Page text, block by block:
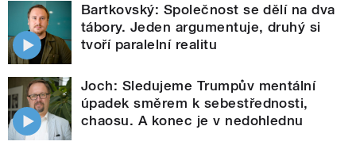
Bartkovský: Společnost se dělí na dva
tábory. Jeden argumentuje, druhý si
tvoří paralelní realitu
Joch: Sledujeme Trumpův mentální
úpadek směrem k sebestřednosti,
chaosu. A konec je v nedohlednu